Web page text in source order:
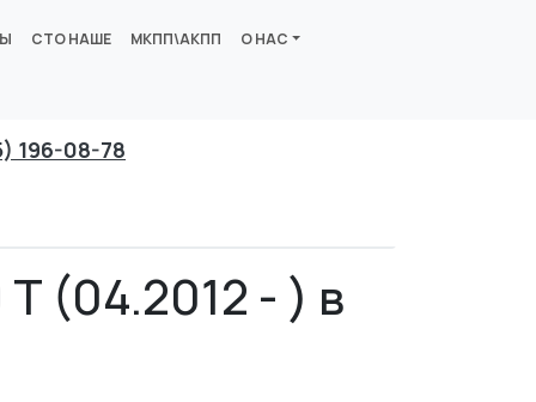
СТО НАШЕ МКПП\АКПП
О НАС
196-08-78
(04.2012 - ) в